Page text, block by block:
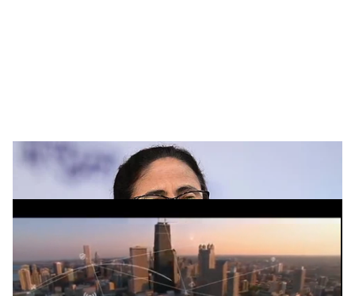
h
a
e
മമത ബാനർജി
ADVERTISEMENT